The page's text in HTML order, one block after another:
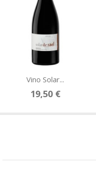
Vino Solar...
19,50 €